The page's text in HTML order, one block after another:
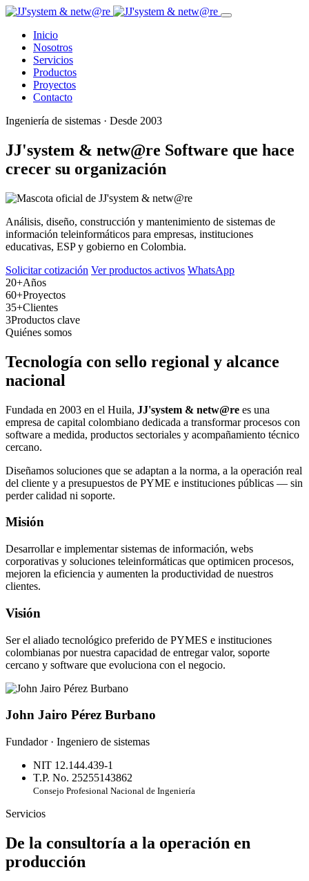
Inicio
Nosotros
Servicios
Productos
Proyectos
Contacto
Ingeniería de sistemas · Desde 2003
JJ'system & netw@re Software que hace
crecer su organización
Análisis, diseño, construcción y mantenimiento de sistemas de
información teleinformáticos para empresas, instituciones
educativas, ESP y gobierno en Colombia.
Solicitar cotización Ver productos activos WhatsApp
20+Años
60+Proyectos
35+Clientes
3Productos clave
Quiénes somos
Tecnología con sello regional y alcance
nacional
Fundada en 2003 en el Huila, JJ'system & netw@re es una
empresa de capital colombiano dedicada a transformar procesos con
software a medida, productos sectoriales y acompañamiento técnico
cercano.
Diseñamos soluciones que se adaptan a la norma, a la operación real
del cliente y a presupuestos de PYME e instituciones públicas — sin
perder calidad ni soporte.
Misión
Desarrollar e implementar sistemas de información, webs
corporativas y soluciones teleinformáticas que optimicen procesos,
mejoren la eficiencia y aumenten la productividad de nuestros
clientes.
Visión
Ser el aliado tecnológico preferido de PYMES e instituciones
colombianas por nuestra capacidad de entregar valor, soporte
cercano y software que evoluciona con el negocio.
John Jairo Pérez Burbano
Fundador · Ingeniero de sistemas
NIT 12.144.439-1
T.P. No. 25255143862
Consejo Profesional Nacional de Ingeniería
Servicios
De la consultoría a la operación en
producción